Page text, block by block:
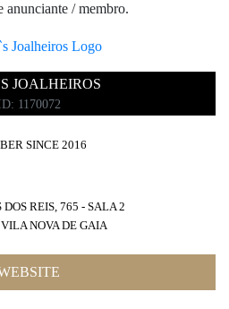
anunciante / membro.
JOALHEIROS
1170072
SINCE 2016
DOS REIS, 765 - SALA 2
NOVA DE GAIA